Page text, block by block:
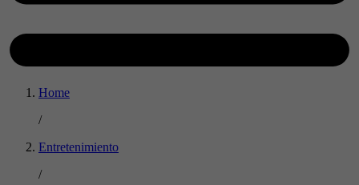
Home
/
Entretenimiento
/